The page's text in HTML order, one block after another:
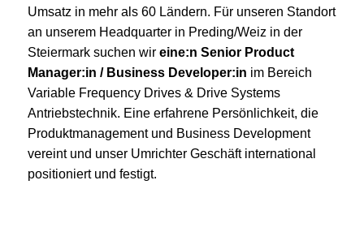
Umsatz in mehr als 60 Ländern. Für unseren Standort
an unserem Headquarter in Preding/Weiz in der
Steiermark suchen wir eine:n Senior Product
Manager:in / Business Developer:in im Bereich
Variable Frequency Drives & Drive Systems
Antriebstechnik. Eine erfahrene Persönlichkeit, die
Produktmanagement und Business Development
vereint und unser Umrichter Geschäft international
positioniert und festigt.